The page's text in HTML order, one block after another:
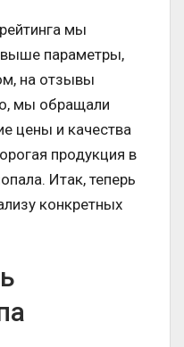
мы
выше параметры,
на отзывы
мы обращали
цены и качества
продукция в
Итак, теперь
конкретных